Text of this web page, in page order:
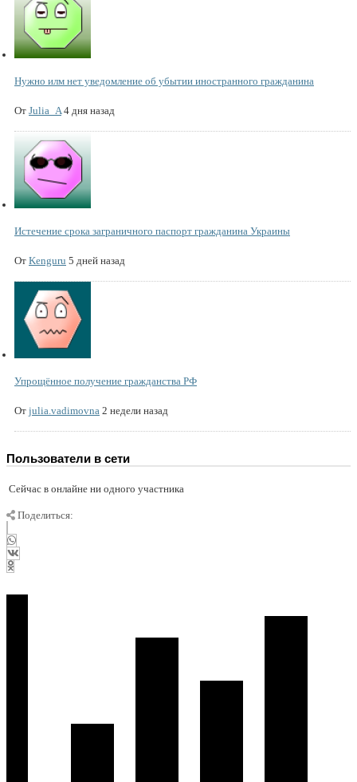
Нужно илм нет уведомление об убытии иностранного гражданина
От Julia_A 4 дня назад
Истечение срока заграничного паспорт гражданина Украины
От Kenguru 5 дней назад
Упрощённое получение гражданства РФ
От julia.vadimovna 2 недели назад
Пользователи в сети
Сейчас в онлайне ни одного участника
Поделиться: